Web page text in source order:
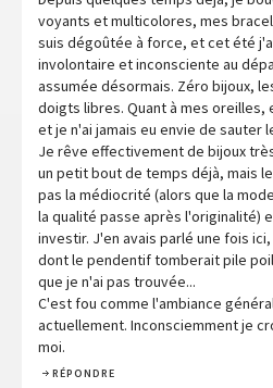
voyants et multicolores, mes
suis dégoûtée à force, et cet été
involontaire et inconsciente au
assumée désormais. Zéro bijoux,
doigts libres. Quant à mes oreilles,
et je n'ai jamais eu envie de sauter
Je rêve effectivement de bijoux
un petit bout de temps déjà, mais
pas la médiocrité (alors que la
la qualité passe après l'originalité)
investir. J'en avais parlé une fois
dont le pendentif tomberait pile
que je n'ai pas trouvée...
C'est fou comme l'ambiance
actuellement. Inconsciemment je
moi.
RÉPONDRE